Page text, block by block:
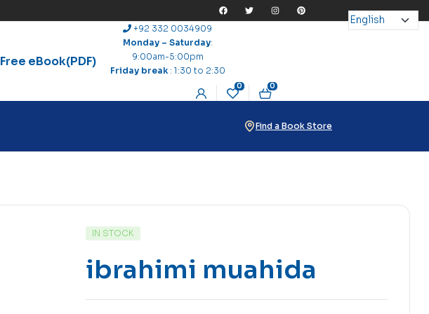
Free eBook(PDF)
+92 332 0034909
Monday – Saturday:
9:00am-5:00pm
Friday break: 1:30 to 2:30
0 0
Find a Book Store
IN STOCK
ibrahimi muahida